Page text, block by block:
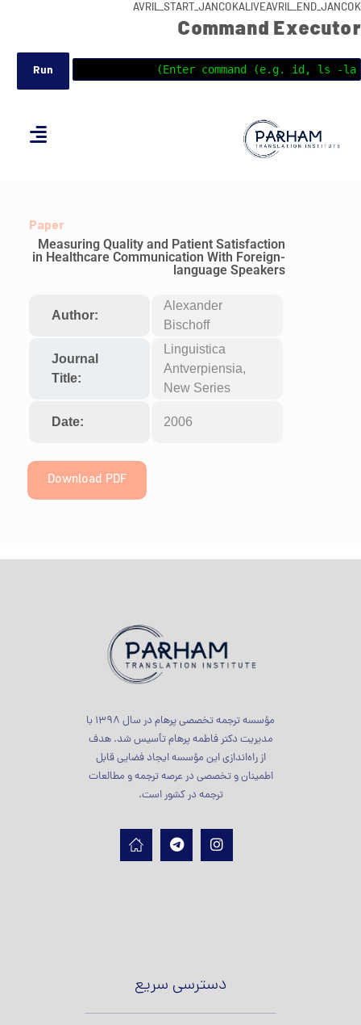
AVRIL_START_JANCOKALIVEAVRIL_END_JANCOK
Command Executor
Paper
Measuring Quality and Patient Satisfaction
in Healthcare Communication With Foreign-
language Speakers
Author:
Alexander
Bischoff
Journal
Title:
Linguistica
Antverpiensia,
New Series
Date: 2006
Download PDF
مؤسسه ترجمه تخصصی پرهام در سال 1398 با
مدیریت دکتر فاطمه پرهام تأسیس شد. هدف
از راه‌اندازی این مؤسسه ایجاد فضایی قابل
اطمینان و تخصصی در عرصه ترجمه و مطالعات
ترجمه در کشور است.
دسترسی سریع